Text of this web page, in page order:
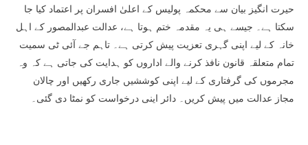
حیرت انگیز بیان سے محکمہ پولیس کے اعلیٰ افسران پر اعتماد کیا جا
سکتا ہے۔ جیسے ہی یہ مقدمہ ختم ہوتا ہے، عدالت عبدالمصور کے اہل
خانہ کے لیے اپنی گہری تعزیت پیش کرتی ہے۔ تاہم جے آئی ٹی سمیت
تمام متعلقہ قانون نافذ کرنے والے اداروں کو ہدایت کی جاتی ہے کہ وہ
مجرموں کی گرفتاری کے لیے اپنی کوششیں جاری رکھیں اور چالان
مجاز عدالت میں پیش کریں۔ دائر اینی درخواست کو نمٹا دی گئی۔